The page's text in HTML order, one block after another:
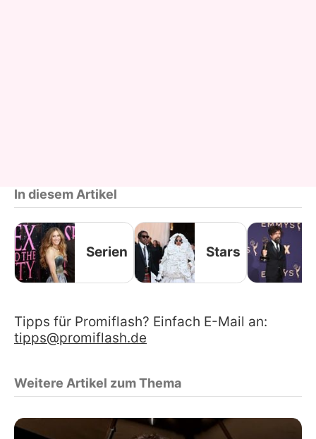
In diesem Artikel
Serien Stars
Tipps für Promiflash? Einfach E-Mail an:
tipps@promiflash.de
Weitere Artikel zum Thema